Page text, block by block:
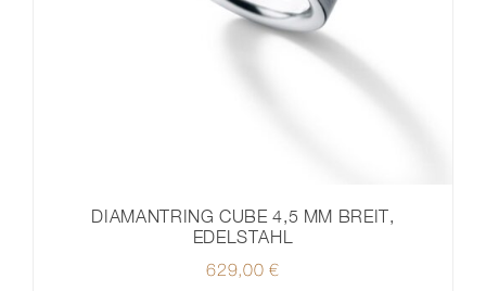
DIAMANTRING CUBE 4,5 MM BREIT,
EDELSTAHL
629,00 €